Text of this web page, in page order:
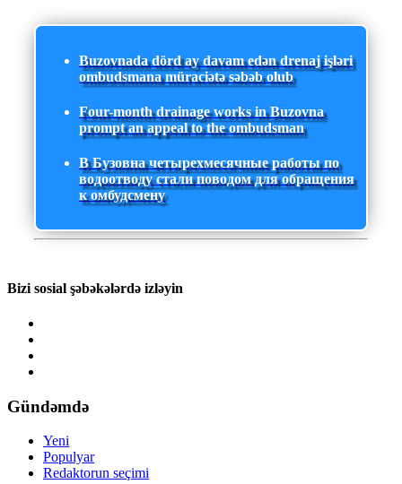
Buzovnada dörd ay davam edən drenaj işləri
ombudsmana müraciətə səbəb olub
Four-month drainage works in Buzovna
prompt an appeal to the ombudsman
В Бузовна четырехмесячные работы по
водоотводу стали поводом для обращения
к омбудсмену
Bizi sosial şəbəkələrdə izləyin
Gündəmdə
Yeni
Populyar
Redaktorun seçimi